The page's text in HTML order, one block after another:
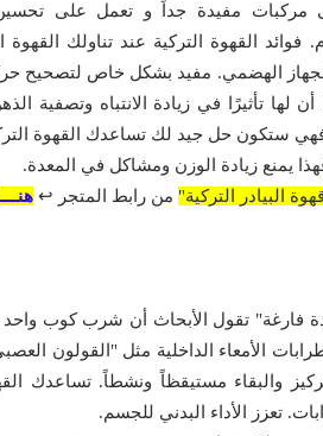
مركبات مفيدة جداً و تعمل على
فوائد القهوة التركية عند تناولك
الهضمي. مفيد بشكل خاص لتصحيح
تأثيرًا في زيادة الانتباه وتصفية
فهي ستكون حل جيد لك تساعدك القهوة
يمنع زيادة الوزن ومشاكل في المعدة.
البيادر التركية" من رابط المتجر ↩
فارغة" تقول الأبحاث أن شرب كوب
الأمعاء الداخلية مثل "القولون
والبقاء مستيقظاً ونشطاً. تساعدك
تعزز الأداء البدني للجسم.